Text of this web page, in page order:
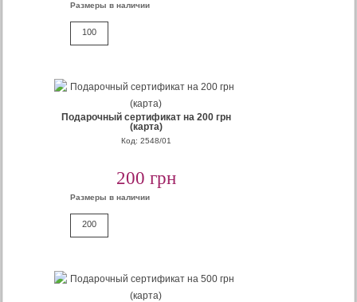
Размеры в наличии
100
Подарочный сертификат на 200 грн
(карта)
Код: 2548/01
200 грн
Размеры в наличии
200